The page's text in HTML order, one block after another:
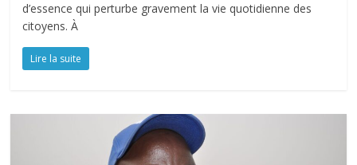
d’essence qui perturbe gravement la vie quotidienne des
citoyens. À
Lire la suite